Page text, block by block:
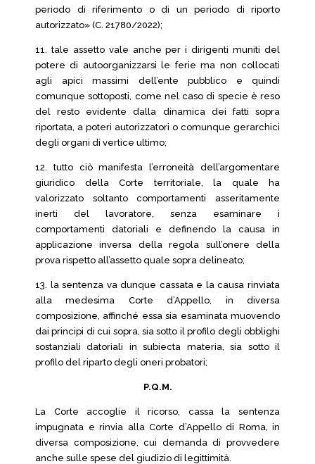
periodo di riferimento o di un periodo di riporto
autorizzato» (C. 21780/2022);
11. tale assetto vale anche per i dirigenti muniti del
potere di autoorganizzarsi le ferie ma non collocati
agli apici massimi dell’ente pubblico e quindi
comunque sottoposti, come nel caso di specie è reso
del resto evidente dalla dinamica dei fatti sopra
riportata, a poteri autorizzatori o comunque gerarchici
degli organi di vertice ultimo;
12. tutto ciò manifesta l’erroneità dell’argomentare
giuridico della Corte territoriale, la quale ha
valorizzato soltanto comportamenti asseritamente
inerti del lavoratore, senza esaminare i
comportamenti datoriali e definendo la causa in
applicazione inversa della regola sull’onere della
prova rispetto all’assetto quale sopra delineato;
13. la sentenza va dunque cassata e la causa rinviata
alla medesima Corte d’Appello, in diversa
composizione, affinché essa sia esaminata muovendo
dai principi di cui sopra, sia sotto il profilo degli obblighi
sostanziali datoriali in subiecta materia, sia sotto il
profilo del riparto degli oneri probatori;
P.Q.M.
La Corte accoglie il ricorso, cassa la sentenza
impugnata e rinvia alla Corte d’Appello di Roma, in
diversa composizione, cui demanda di provvedere
anche sulle spese del giudizio di legittimità.